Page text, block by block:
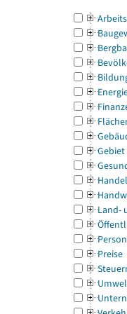
Gebiet
Land-
Preise